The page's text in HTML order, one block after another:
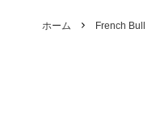
French Bull
Shirt / Blouse
French Bull
ホーム French Bull